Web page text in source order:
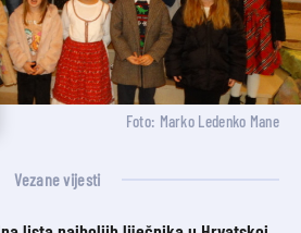
Foto: Marko Ledenko Mane
Vezane vijesti